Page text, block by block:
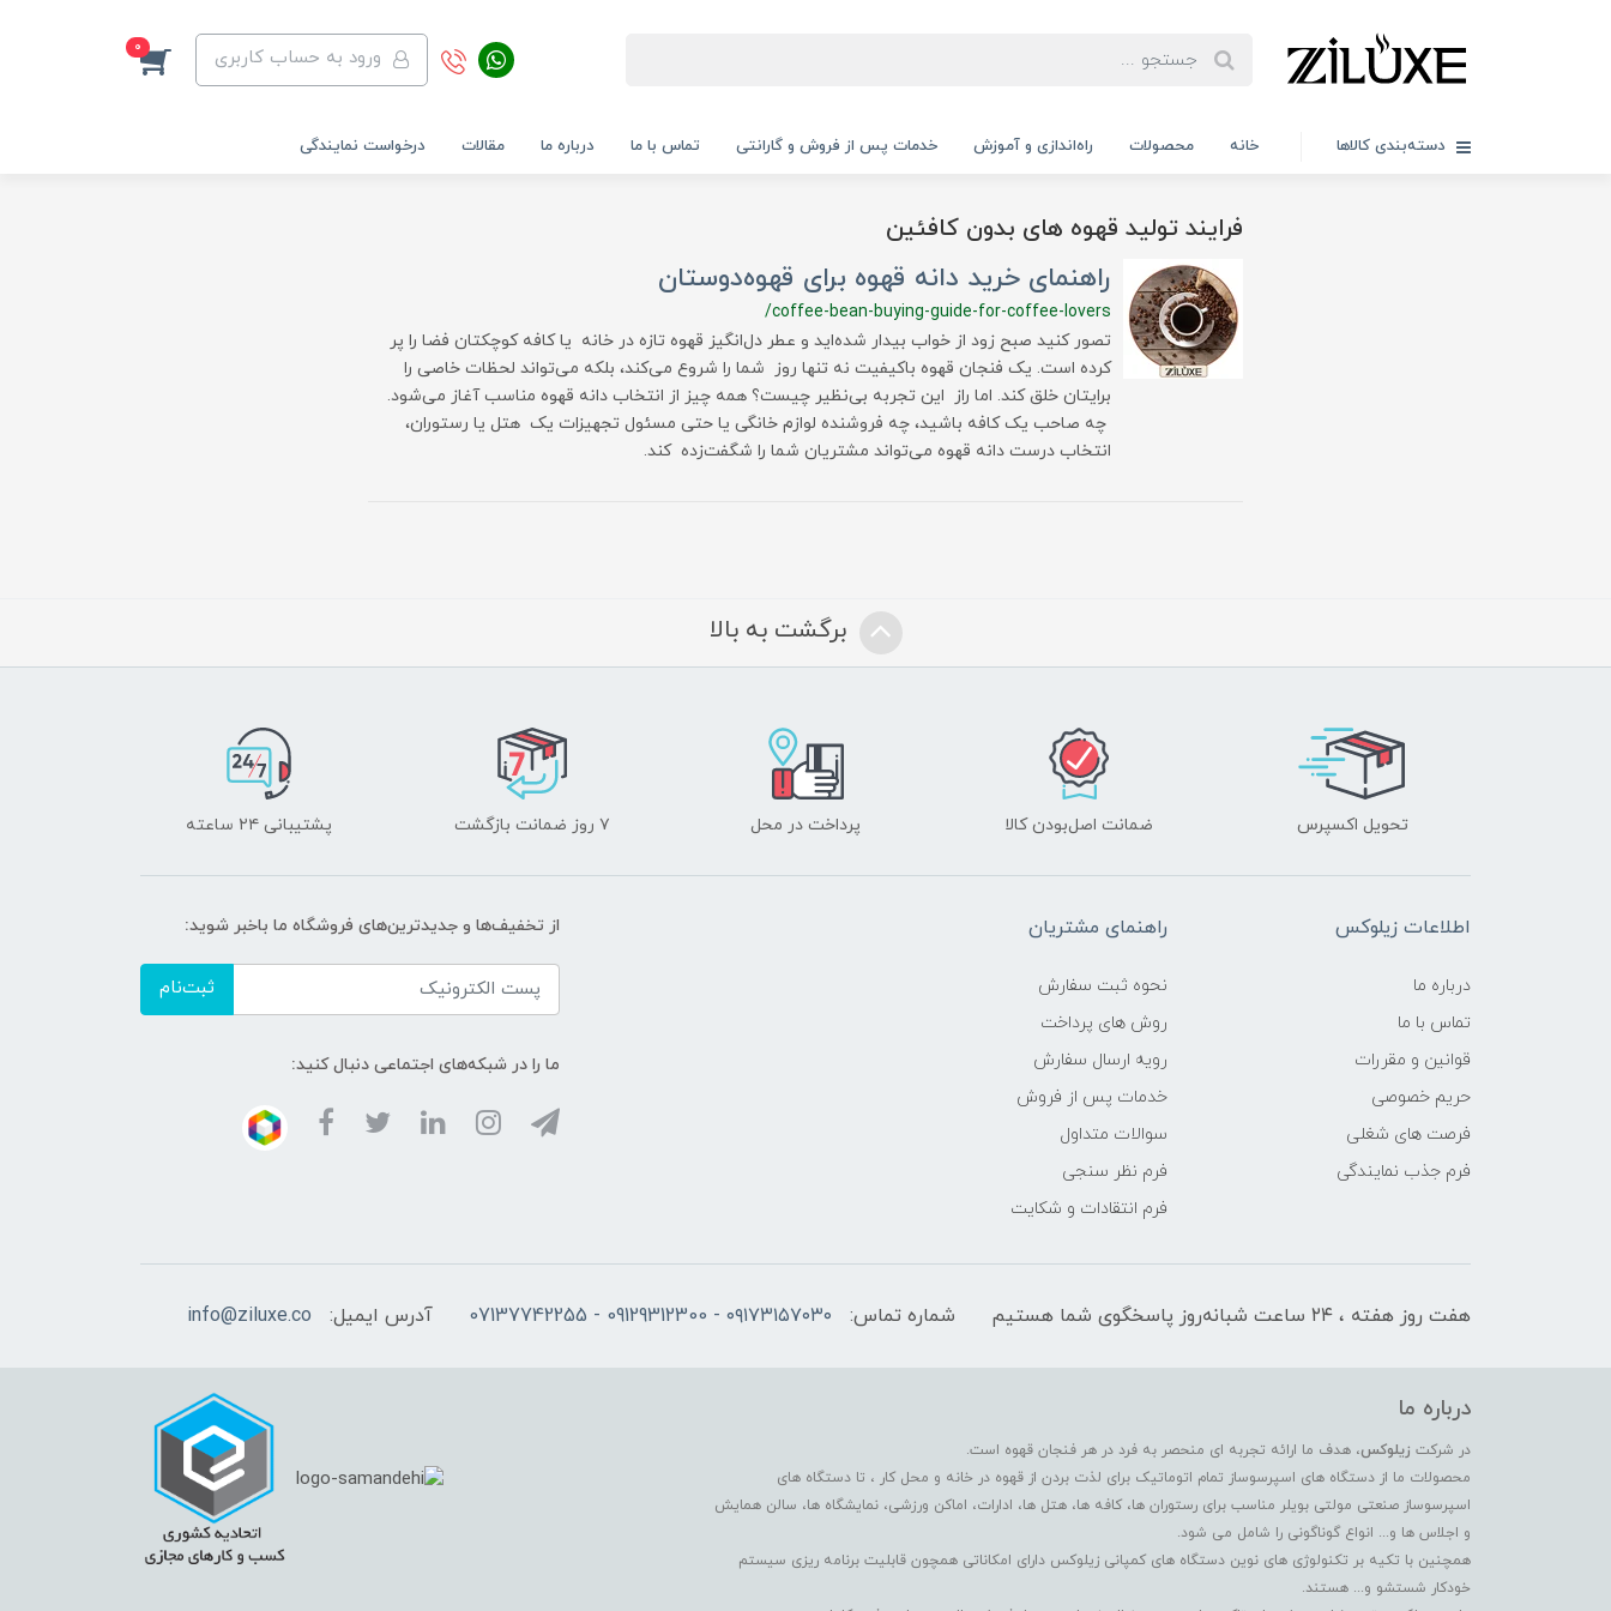
ورود به حساب کاربری 0
دسته‌بندی کالاها خانه محصولات راه‌اندازی و آموزش خدمات پس از فروش و گارانتی تماس با ما درباره ما مقالات درخواست نمایندگی
فرایند تولید قهوه های بدون کافئین
راهنمای خرید دانه قهوه برای قهوه‌دوستان
/coffee-bean-buying-guide-for-coffee-lovers
تصور کنید صبح زود از خواب بیدار شده‌اید و عطر دل‌انگیز قهوه تازه در خانه یا کافه کوچکتان فضا را پر
کرده است. یک فنجان قهوه باکیفیت نه تنها روز شما را شروع می‌کند، بلکه می‌تواند لحظات خاصی را
برایتان خلق کند. اما راز این تجربه بی‌نظیر چیست؟ همه چیز از انتخاب دانه قهوه مناسب آغاز می‌شود.
چه صاحب یک کافه باشید، چه فروشنده لوازم خانگی یا حتی مسئول تجهیزات یک هتل یا رستوران،
انتخاب درست دانه قهوه می‌تواند مشتریان شما را شگفت‌زده کند.
برگشت به بالا
تحویل اکسپرس ضمانت اصل‌بودن کالا پرداخت در محل ۷ روز ضمانت بازگشت پشتیبانی ۲۴ ساعته
اطلاعات زیلوکس
درباره ما
تماس با ما
قوانین و مقررات
حریم خصوصی
فرصت های شغلی
فرم جذب نمایندگی
راهنمای مشتریان
نحوه ثبت سفارش
روش های پرداخت
رویه ارسال سفارش
خدمات پس از فروش
سوالات متداول
فرم نظر سنجی
فرم انتقادات و شکایت
از تخفیف‌ها و جدیدترین‌های فروشگاه ما باخبر شوید:
ثبت‌نام
ما را در شبکه‌های اجتماعی دنبال کنید:
هفت روز هفته ، ۲۴ ساعت شبانه‌روز پاسخگوی شما هستیم شماره تماس: ۰۹۱۷۳۱۵۷۰۳۰ - 09129312300 - 07137742255 آدرس ایمیل: info@ziluxe.co
درباره ما
در شرکت زیلوکس، هدف ما ارائه تجربه ای منحصر به فرد در هر فنجان قهوه است.
محصولات ما از دستگاه های اسپرسوساز تمام اتوماتیک برای لذت بردن از قهوه در خانه و محل کار ، تا دستگاه های
اسپرسوساز صنعتی مولتی بویلر مناسب برای رستوران ها، کافه ها، هتل ها، ادارات، اماکن ورزشی، نمایشگاه ها، سالن همایش
و اجلاس ها و... انواع گوناگونی را شامل می شود.
همچنین با تکیه بر تکنولوژی های نوین دستگاه های کمپانی زیلوکس دارای امکاناتی همچون قابلیت برنامه ریزی سیستم
خودکار شستشو و... هستند.